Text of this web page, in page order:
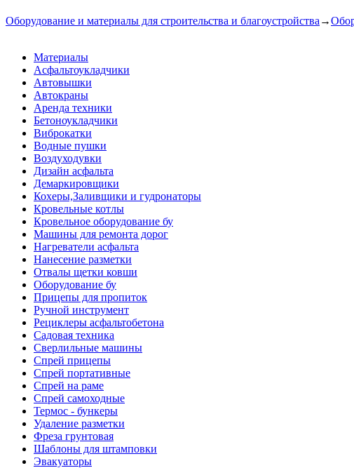
Оборудование и материалы для строительства и благоустройства →
Материалы
Асфальтоукладчики
Автовышки
Автокраны
Аренда техники
Бетоноукладчики
Виброкатки
Водные пушки
Воздуходувки
Дизайн асфальта
Демаркировщики
Кохеры,Заливщики и гудронаторы
Кровельные котлы
Кровельное оборудование бу
Машины для ремонта дорог
Нагреватели асфальта
Нанесение разметки
Отвалы щетки ковши
Оборудование бу
Прицепы для пропиток
Ручной инструмент
Рециклеры асфальтобетона
Садовая техника
Сверлильные машины
Спрей прицепы
Спрей портативные
Спрей на раме
Спрей самоходные
Термос - бункеры
Удаление разметки
Фреза грунтовая
Шаблоны для штамповки
Эвакуаторы